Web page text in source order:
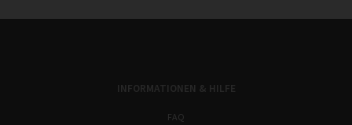
INFORMATIONEN & HILFE
FAQ